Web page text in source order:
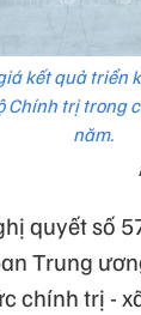
kết quả triển
Chính trị trong
năm.
quyết số
Trung
chính trị -